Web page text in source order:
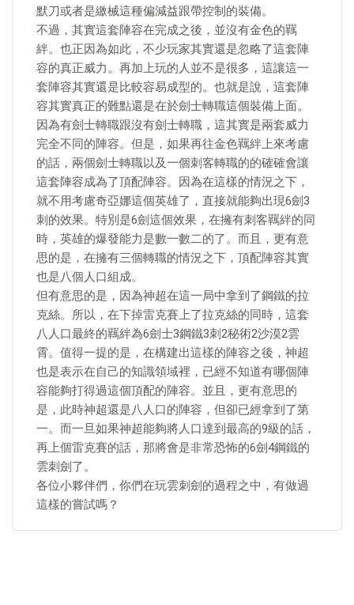
默刀或者是繳械這種偏減益跟帶控制的裝備。
不過，其實這套陣容在完成之後，並沒有金色的羈
絆。也正因為如此，不少玩家其實還是忽略了這套陣
容的真正威力。再加上玩的人並不是很多，這讓這一
套陣容其實還是比較容易成型的。也就是說，這套陣
容其實真正的難點還是在於劍士轉職這個裝備上面。
因為有劍士轉職跟沒有劍士轉職，這其實是兩套威力
完全不同的陣容。但是，如果再往金色羈絆上來考慮
的話，兩個劍士轉職以及一個刺客轉職的的確確會讓
這套陣容成為了頂配陣容。因為在這樣的情況之下，
就不用考慮奇亞娜這個英雄了，直接就能夠出現6劍3
刺的效果。特別是6劍這個效果，在擁有刺客羈絆的同
時，英雄的爆發能力是數一數二的了。而且，更有意
思的是，在擁有三個轉職的情況之下，頂配陣容其實
也是八個人口組成。
但有意思的是，因為神超在這一局中拿到了鋼鐵的拉
克絲。所以，在下掉雷克賽上了拉克絲的同時，這套
八人口最終的羈絆為6劍士3鋼鐵3刺2秘術2沙漠2雲
霄。值得一提的是，在構建出這樣的陣容之後，神超
也是表示在自己的知識領域裡，已經不知道有哪個陣
容能夠打得過這個頂配的陣容。並且，更有意思的
是，此時神超還是八人口的陣容，但卻已經拿到了第
一。而一旦如果神超能夠將人口達到最高的9級的話，
再上個雷克賽的話，那將會是非常恐怖的6劍4鋼鐵的
雲刺劍了。
各位小夥伴們，你們在玩雲刺劍的過程之中，有做過
這樣的嘗試嗎？